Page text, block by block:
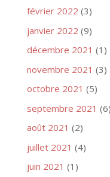
février 2022 (3)
janvier 2022 (9)
décembre 2021 (1)
novembre 2021 (3)
octobre 2021 (5)
septembre 2021 (6)
août 2021 (2)
juillet 2021 (4)
juin 2021 (1)